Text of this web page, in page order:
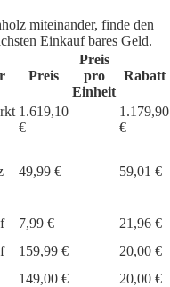
miteinander, finde den
Einkauf bares Geld.
Preis
Preis
pro
Einheit
Rabatt
1.619,10
€
1.179,90
€
49,99 € 59,01 €
7,99 €
21,96 €
159,99 €
20,00 €
149,00 €
20,00 €